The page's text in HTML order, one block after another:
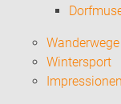
Wanderwege
Wintersport